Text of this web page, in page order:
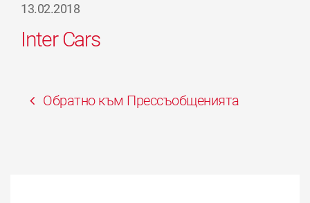
13.02.2018
Inter Cars
Обратно към Прессъобщенията